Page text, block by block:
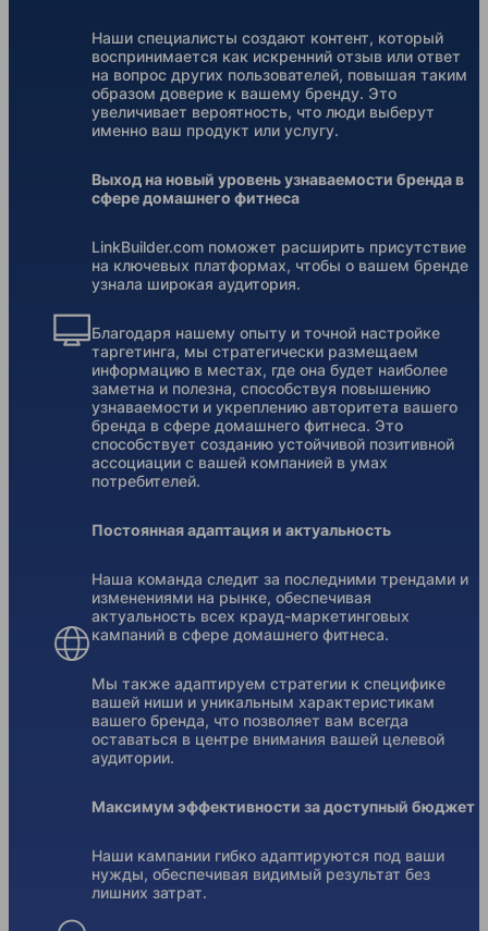
Наши специалисты создают контент, который
воспринимается как искренний отзыв или ответ
на вопрос других пользователей, повышая таким
образом доверие к вашему бренду. Это
увеличивает вероятность, что люди выберут
именно ваш продукт или услугу.
Выход на новый уровень узнаваемости бренда в
сфере домашнего фитнеса
LinkBuilder.com поможет расширить присутствие
на ключевых платформах, чтобы о вашем бренде
узнала широкая аудитория.
Благодаря нашему опыту и точной настройке
таргетинга, мы стратегически размещаем
информацию в местах, где она будет наиболее
заметна и полезна, способствуя повышению
узнаваемости и укреплению авторитета вашего
бренда в сфере домашнего фитнеса. Это
способствует созданию устойчивой позитивной
ассоциации с вашей компанией в умах
потребителей.
Постоянная адаптация и актуальность
Наша команда следит за последними трендами и
изменениями на рынке, обеспечивая
актуальность всех крауд-маркетинговых
кампаний в сфере домашнего фитнеса.
Мы также адаптируем стратегии к специфике
вашей ниши и уникальным характеристикам
вашего бренда, что позволяет вам всегда
оставаться в центре внимания вашей целевой
аудитории.
Максимум эффективности за доступный бюджет
Наши кампании гибко адаптируются под ваши
нужды, обеспечивая видимый результат без
лишних затрат.